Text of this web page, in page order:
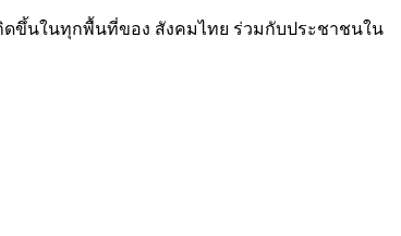
ดขึ้นในทุกพื้นที่ของ สังคมไทย ร่วมกับประชาชนใน